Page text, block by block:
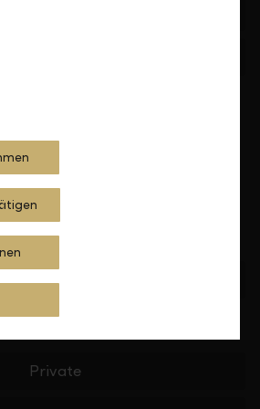
finden
Private